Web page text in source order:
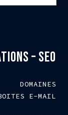
– SEO
DOMAINES
E-MAIL